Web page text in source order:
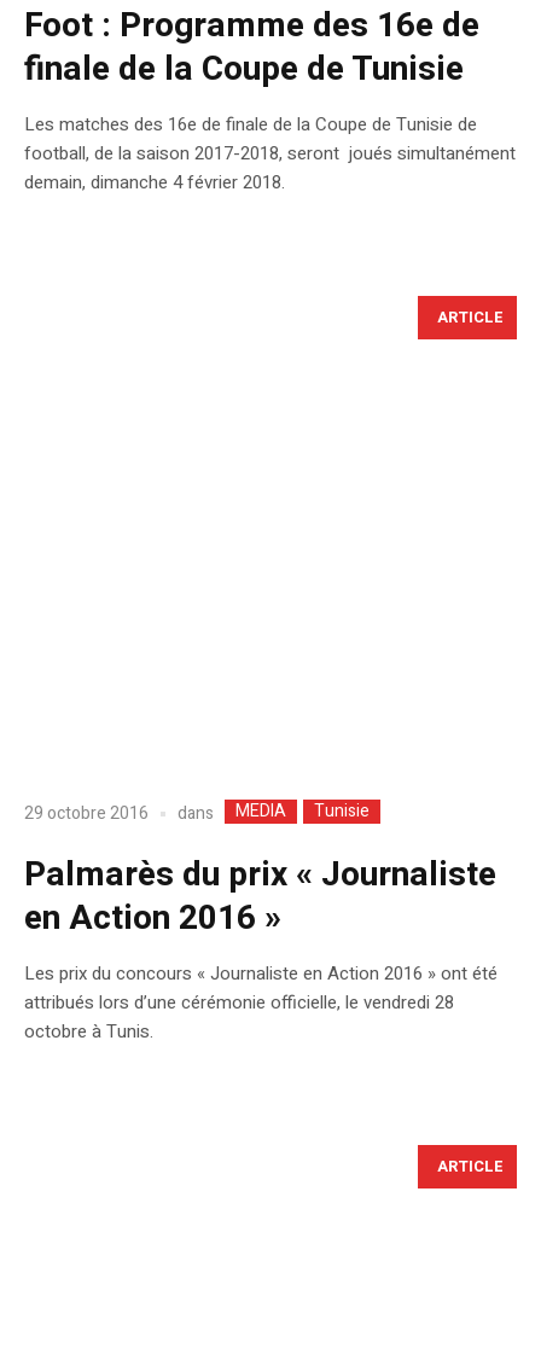
Foot : Programme des 16e de
finale de la Coupe de Tunisie
Les matches des 16e de finale de la Coupe de Tunisie de
football, de la saison 2017-2018, seront joués simultanément
demain, dimanche 4 février 2018.
ARTICLE
29 octobre 2016 dans MEDIA Tunisie
Palmarès du prix « Journaliste
en Action 2016 »
Les prix du concours « Journaliste en Action 2016 » ont été
attribués lors d’une cérémonie officielle, le vendredi 28
octobre à Tunis.
ARTICLE